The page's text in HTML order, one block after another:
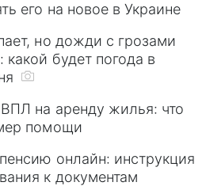
его на новое в Украине
но дожди с грозами
будет погода в
на аренду жилья: что
помощи
онлайн: инструкция
к документам